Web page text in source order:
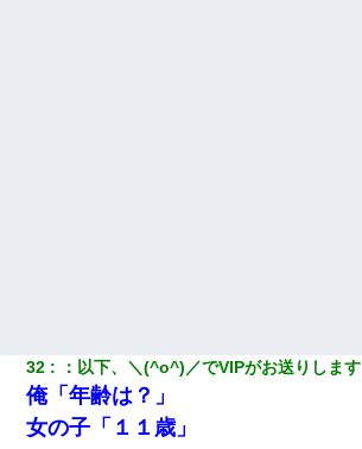
32 ： 以下、＼(^o^)／でVIPがお送りします
俺「年齢は？」
女の子「１１歳」